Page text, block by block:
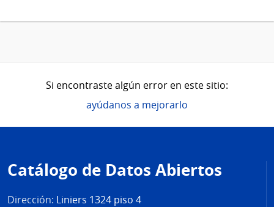
Si encontraste algún error en este sitio:
ayúdanos a mejorarlo
de
página
Catálogo de Datos Abiertos
Dirección: Liniers 1324 piso 4